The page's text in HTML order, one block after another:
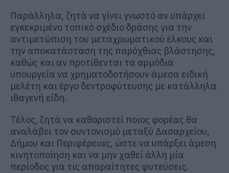
Παράλληλα, ζητά να γίνει γνωστό αν υπάρχει
εγκεκριμένο τοπικό σχέδιο δράσης για την
αντιμετώπιση του μεταχρωματικού έλκους και
την αποκατάσταση της παρόχθιας βλάστησης,
καθώς και αν προτίθενται τα αρμόδια
υπουργεία να χρηματοδοτήσουν άμεσα ειδική
μελέτη και έργο δεντροφύτευσης με κατάλληλα
ιθαγενή είδη.
Τέλος, ζητά να καθοριστεί ποιος φορέας θα
αναλάβει τον συντονισμό μεταξύ Δασαρχείου,
Δήμου και Περιφέρειας, ώστε να υπάρξει άμεση
κινητοποίηση και να μην χαθεί άλλη μία
περίοδος για τις απαραίτητες φυτεύσεις.